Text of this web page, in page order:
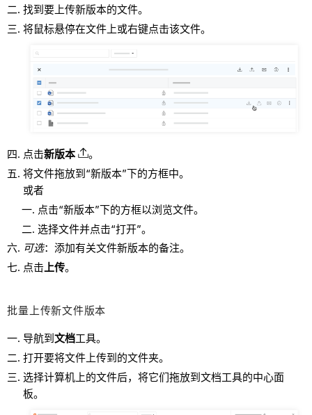
找到要上传新版本的文件。
将鼠标悬停在文件上或右键点击该文件。
点击新版本
。
将文件拖放到“新版本”下的方框中。
或者
点击“新版本”下的方框以浏览文件。
选择文件并点击“打开”。
可选：添加有关文件新版本的备注。
点击上传。
批量上传新文件版本
导航到 文档工具。
打开要将文件上传到的文件夹。
选择计算机上的文件后，将它们拖放到文档工具的中心面
板。